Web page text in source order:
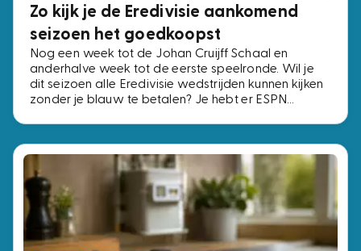
Zo kijk je de Eredivisie aankomend
seizoen het goedkoopst
Nog een week tot de Johan Cruijff Schaal en
anderhalve week tot de eerste speelronde. Wil je
dit seizoen alle Eredivisie wedstrijden kunnen kijken
zonder je blauw te betalen? Je hebt er ESPN
betaal je bij de ene aanbieder € 2,- per maand en
bij de andere € 15,-. Wij zochten de voordeligste
opties uit.